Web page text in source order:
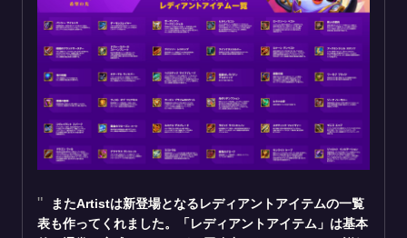
またArtistは新登場となるレディアントアイテムの一覧
表も作ってくれました。「レディアントアイテム」は基本